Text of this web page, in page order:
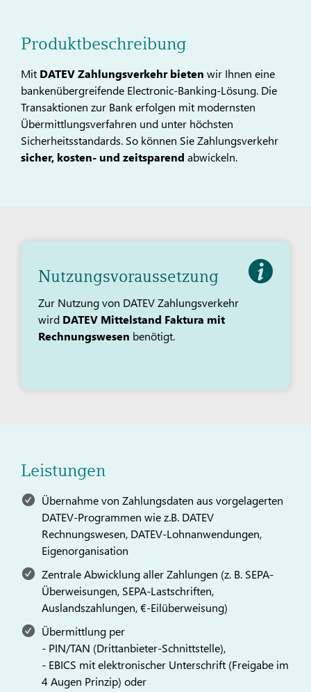
Produktbeschreibung
Mit DATEV Zahlungsverkehr bieten wir Ihnen eine
bankenübergreifende Electronic-Banking-Lösung. Die
Transaktionen zur Bank erfolgen mit modernsten
Übermittlungsverfahren und unter höchsten
Sicherheitsstandards. So können Sie Zahlungsverkehr
sicher, kosten- und zeitsparend abwickeln.
Nutzungsvoraussetzung
Zur Nutzung von DATEV Zahlungsverkehr
wird DATEV Mittelstand Faktura mit
Rechnungswesen benötigt.
Leistungen
Übernahme von Zahlungsdaten aus vorgelagerten
DATEV-Programmen wie z.B. DATEV
Rechnungswesen, DATEV-Lohnanwendungen,
Eigenorganisation
Zentrale Abwicklung aller Zahlungen (z. B. SEPA-
Überweisungen, SEPA-Lastschriften,
Auslandszahlungen, €-Eilüberweisung)
Übermittlung per
- PIN/TAN (Drittanbieter-Schnittstelle),
- EBICS mit elektronischer Unterschrift (Freigabe im
4 Augen Prinzip) oder